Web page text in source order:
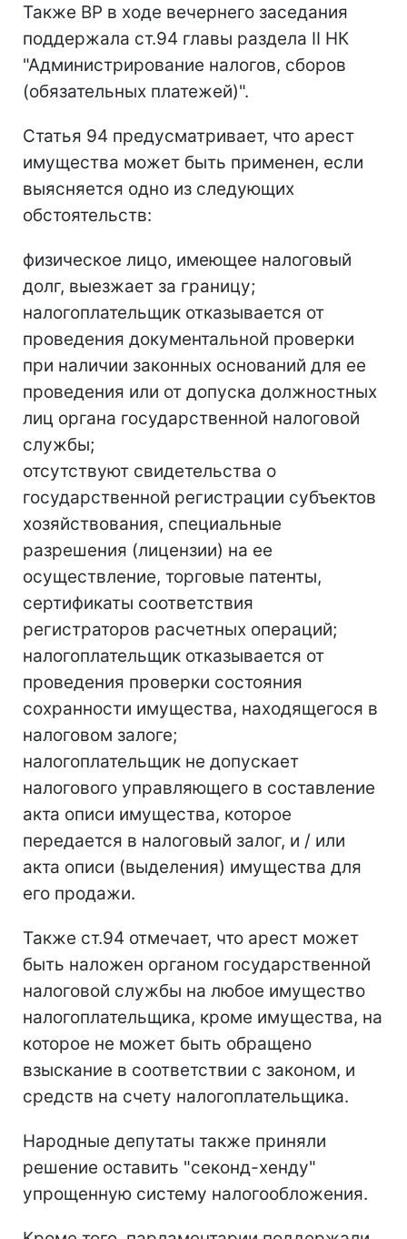
Также ВР в ходе вечернего заседания
поддержала ст.94 главы раздела II НК
"Администрирование налогов, сборов
(обязательных платежей)".
Статья 94 предусматривает, что арест
имущества может быть применен, если
выясняется одно из следующих
обстоятельств:
физическое лицо, имеющее налоговый
долг, выезжает за границу;
налогоплательщик отказывается от
проведения документальной проверки
при наличии законных оснований для ее
проведения или от допуска должностных
лиц органа государственной налоговой
службы;
отсутствуют свидетельства о
государственной регистрации субъектов
хозяйствования, специальные
разрешения (лицензии) на ее
осуществление, торговые патенты,
сертификаты соответствия
регистраторов расчетных операций;
налогоплательщик отказывается от
проведения проверки состояния
сохранности имущества, находящегося в
налоговом залоге;
налогоплательщик не допускает
налогового управляющего в составление
акта описи имущества, которое
передается в налоговый залог, и / или
акта описи (выделения) имущества для
его продажи.
Также ст.94 отмечает, что арест может
быть наложен органом государственной
налоговой службы на любое имущество
налогоплательщика, кроме имущества, на
которое не может быть обращено
взыскание в соответствии с законом, и
средств на счету налогоплательщика.
Народные депутаты также приняли
решение оставить "секонд-хенду"
упрощенную систему налогообложения.